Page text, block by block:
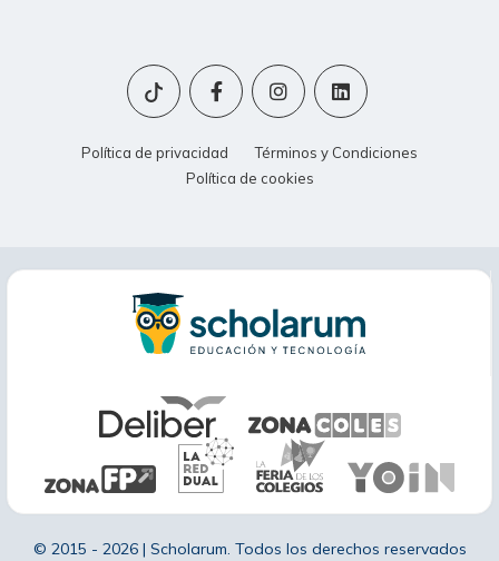
Política de privacidad
Términos y Condiciones
Política de cookies
© 2015 - 2026 | Scholarum. Todos los derechos reservados